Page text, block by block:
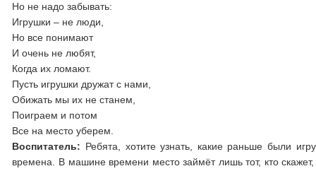
Но не надо забывать:
Игрушки – не люди,
Но все понимают
И очень не любят,
Когда их ломают.
Пусть игрушки дружат с нами,
Обижать мы их не станем,
Поиграем и потом
Все на место уберем.
Воспитатель: Ребята, хотите узнать, какие раньше были
времена. В машине времени место займёт лишь тот, кто